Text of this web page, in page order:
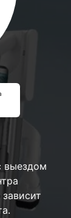
выездом